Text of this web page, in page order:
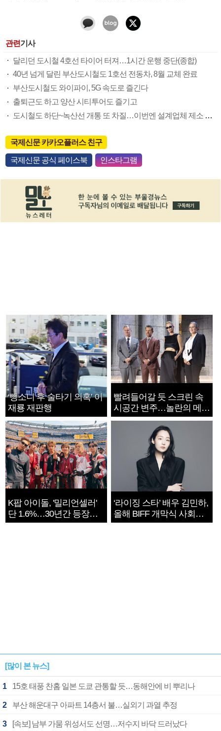
관련기사
달리던 도시철 4호선 타이어 터져…1시간 운행 중단(종합)
40년 넘게 달린 부산도시철도 1호선 전동차, 8월 교체 완료
부산도시철도 와이파이, 5G 속도로 즐긴다
출퇴근도 하고 양산 시티투어도 즐기고
도시철도 하단~녹산선 개통 또 차질…이번엔 설계업체 제소 조짐
국제신문 카카오플러스 친구
국제신문 공식 페이스북 인스타그램
‘뺑소니 후 술타기 의혹’ 이
재룡 재판행
빨려들어갈 듯 스크린 속
시공간 변주…놀란의 메시
지는 ‘전쟁 속죄’
K팝 아이돌, '밀리언셀러'
단 1.6%…30년간 등장
1182개팀 전수조사
‘라이징 스타’ 배우 김민하,
올해 BIFF 개막식 사회자
확정
[많이 본 뉴스]
1 15호 태풍 찬홈 일본 도쿄 관통할 듯…동해안에 비 뿌리나
2 부산 해운대구 아파트 14층서 불…실외기 과열 추정
3 [속보] 남부 가뭄 위성서도 선명…저수지 바닥 드러났다